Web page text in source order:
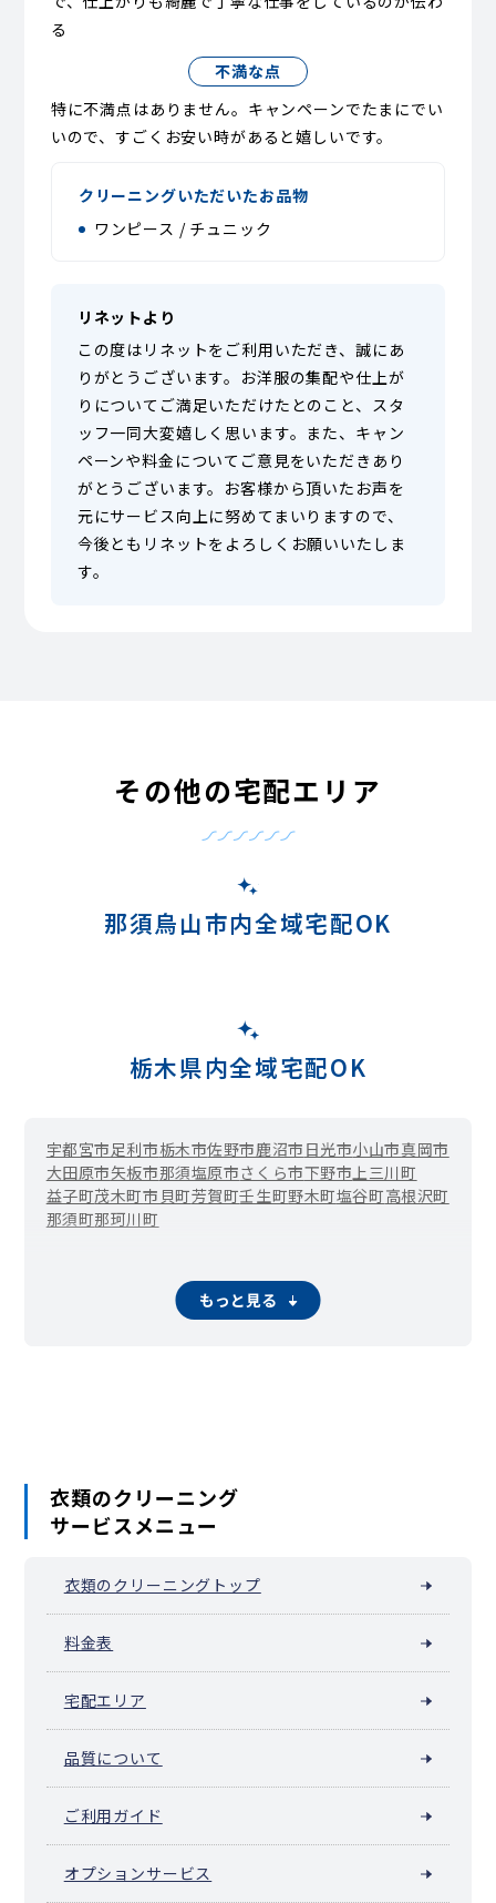
る
不満な点
特に不満点はありません。キャンペーンでたまにでい
いので、すごくお安い時があると嬉しいです。
クリーニングいただいたお品物
ワンピース / チュニック
リネットより
この度はリネットをご利用いただき、誠にあ
りがとうございます。お洋服の集配や仕上が
りについてご満足いただけたとのこと、スタ
ッフ一同大変嬉しく思います。また、キャン
ペーンや料金についてご意見をいただきあり
がとうございます。お客様から頂いたお声を
元にサービス向上に努めてまいりますので、
今後ともリネットをよろしくお願いいたしま
す。
その他の宅配エリア
那須烏山市内全域宅配OK
栃木県内全域宅配OK
宇都宮市足利市栃木市佐野市鹿沼市 日光市小山市真岡市
大田原市矢板市那須塩原市さくら市下野市上三川町
益子町茂木町市貝町芳賀町壬生町野木町塩谷町高根沢町
那須町那珂川町
もっと見る
衣類のクリーニング
サービスメニュー
衣類のクリーニングトップ
料金表
宅配エリア
品質について
ご利用ガイド
オプションサービス